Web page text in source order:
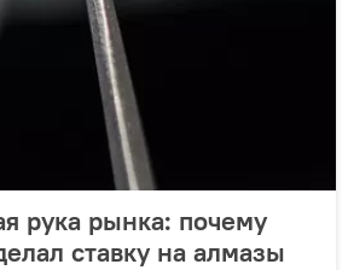
рука рынка: почему
ставку на алмазы